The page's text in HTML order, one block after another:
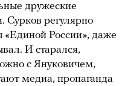
дружеские
Сурков регулярно
«Единой России», даже
И старался,
с Януковичем,
медиа, пропаганда